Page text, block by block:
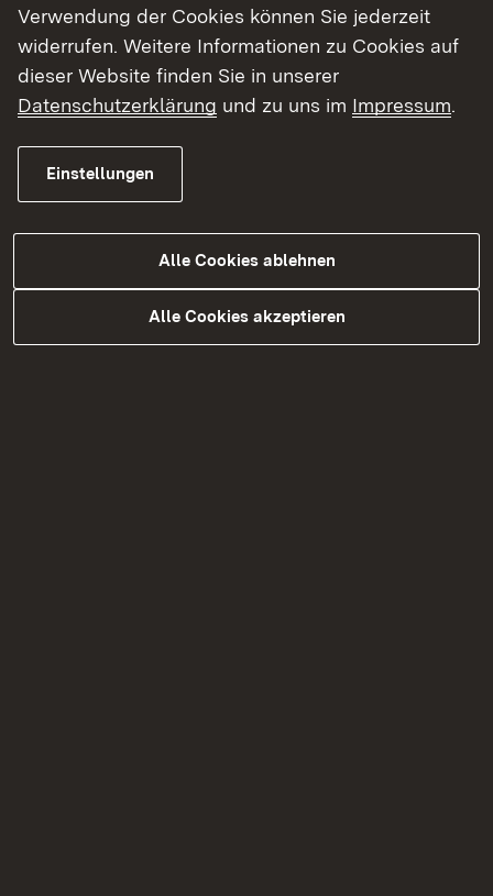
Wasserangebot nicht mehr ausreicht. Solche
Verteilungskonflikte wollen wir in Baden-
Württemberg vermeiden. Jederzeit Zugriff zu
haben auf qualitativ einwandfreies Trinkwasser zu
erfüllen wir mit konkreten
Handlungsempfehlungen und der deutlich
in den Kommunen
Verwendung der Cookies können Sie jederzeit
widerrufen. Weitere Informationen zu Cookies auf
dieser Website finden Sie in unserer
Datenschutzerklärung und zu uns im Impressum.
Einstellungen
Alle Cookies ablehnen
Alle Cookies akzeptieren